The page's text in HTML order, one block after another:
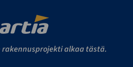
alkaa tästä.